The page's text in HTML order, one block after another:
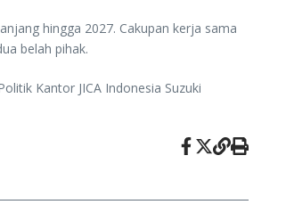
hingga 2027. Cakupan kerja sama
belah pihak.
Kantor JICA Indonesia Suzuki